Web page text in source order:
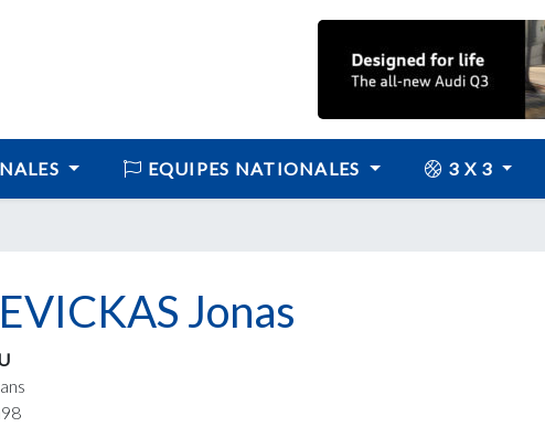
EQUIPES NATIONALES 3 X 3
Jonas